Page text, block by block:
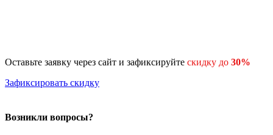
Оставьте заявку через сайт и зафиксируйте скидку до 30%
Зафиксировать скидку
Возникли вопросы?